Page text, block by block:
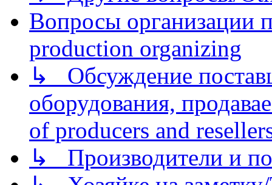
Вопросы организации
production organizing
↳ Обсуждение
оборудования,
of producers and
↳ Производители и